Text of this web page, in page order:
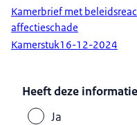
Kamerbrief met
affectieschade
Kamerstuk16-12-2024
Heeft deze
Ja